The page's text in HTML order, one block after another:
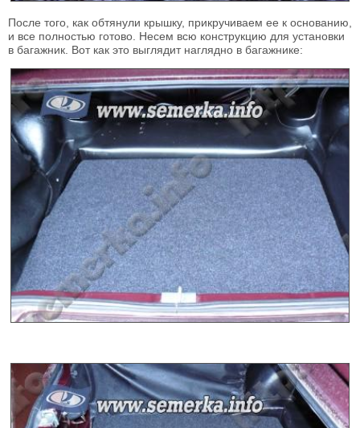
После того, как обтянули крышку, прикручиваем ее к основанию,
и все полностью готово. Несем всю конструкцию для установки
в багажник. Вот как это выглядит наглядно в багажнике: